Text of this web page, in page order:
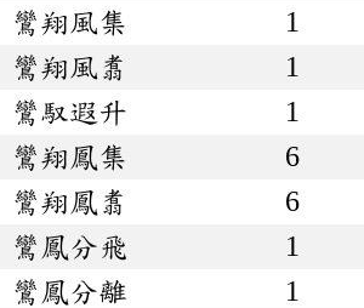
鸞翔風集
1
鸞翔風翥
1
鸞馭遐升
1
鸞翔鳳集
6
鸞翔鳳翥
6
鸞鳳分飛
1
鸞鳳分離
1